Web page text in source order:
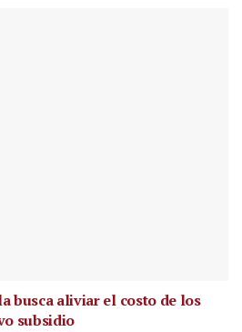
busca aliviar el costo de los
subsidio